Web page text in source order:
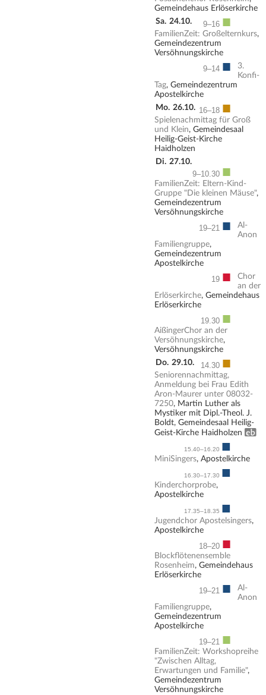
Gemeindehaus Erlöserkirche
Sa. 24.10. 9–16 ■
FamilienZeit: Großelternkurs,
Gemeindezentrum
Versöhnungskirche
9–14 ■
3.
Konfi-
Tag, Gemeindezentrum
Apostelkirche
Mo. 26.10. 16–18 ■
Spielenachmittag für Groß
und Klein, Gemeindesaal
Heilig-Geist-Kirche
Haidholzen
Di. 27.10.
9–10.30 ■
FamilienZeit: Eltern-Kind-
Gruppe "Die kleinen Mäuse",
Gemeindezentrum
Versöhnungskirche
19–21 ■
Al-
Anon
Familiengruppe,
Gemeindezentrum
Apostelkirche
19 ■
Chor
an der
Erlöserkirche, Gemeindehaus
Erlöserkirche
19.30 ■
AißingerChor an der
Versöhnungskirche,
Versöhnungskirche
Do. 29.10. 14.30 ■
Seniorennachmittag,
Anmeldung bei Frau Edith
Aron-Maurer unter 08032-
7250, Martin Luther als
Mystiker mit Dipl.-Theol. J.
Boldt, Gemeindesaal Heilig-
Geist-Kirche Haidholzen Erwachsenenbildung
15.40–16.20 ■
MiniSingers, Apostelkirche
16.30–17.30 ■
Kinderchorprobe,
Apostelkirche
17.35–18.35 ■
Jugendchor Apostelsingers,
Apostelkirche
18–20 ■
Blockflötenensemble
Rosenheim, Gemeindehaus
Erlöserkirche
19–21 ■
Al-
Anon
Familiengruppe,
Gemeindezentrum
Apostelkirche
19–21 ■
FamilienZeit: Workshopreihe
"Zwischen Alltag,
Erwartungen und Familie",
Gemeindezentrum
Versöhnungskirche